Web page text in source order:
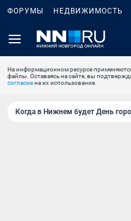
ФОРУМЫ НЕДВИЖИМОСТЬ
На информационном ресурсе
файлы. Оставаясь на сайте, вы
согласиена их использование.
Когда в Нижнем будет День